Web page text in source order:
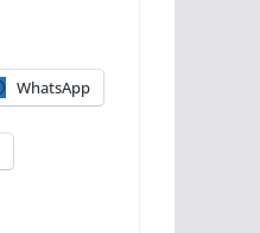
WhatsApp